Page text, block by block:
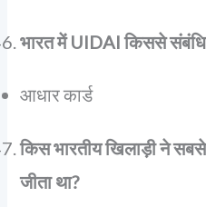
भारत में UIDAI किससे
आधार कार्ड
किस भारतीय खिलाड़ी ने
जीता था?